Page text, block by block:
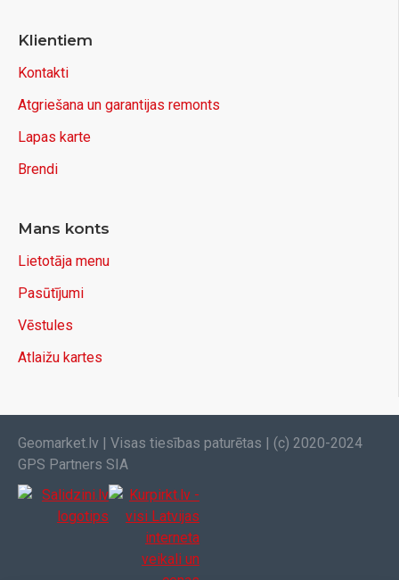
Klientiem
Kontakti
Atgriešana un garantijas remonts
Lapas karte
Brendi
Mans konts
Lietotāja menu
Pasūtījumi
Vēstules
Atlaižu kartes
Geomarket.lv | Visas tiesības paturētas | (c) 2020-2024
GPS Partners SIA